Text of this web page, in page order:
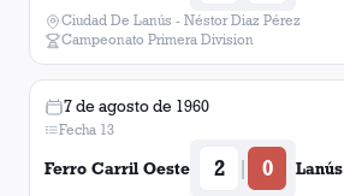
Ciudad De Lanús - Néstor Diaz Pérez
Campeonato Primera Division
7 de agosto de 1960
Fecha 13
Ferro Carril Oeste 2 | 0 Lanús